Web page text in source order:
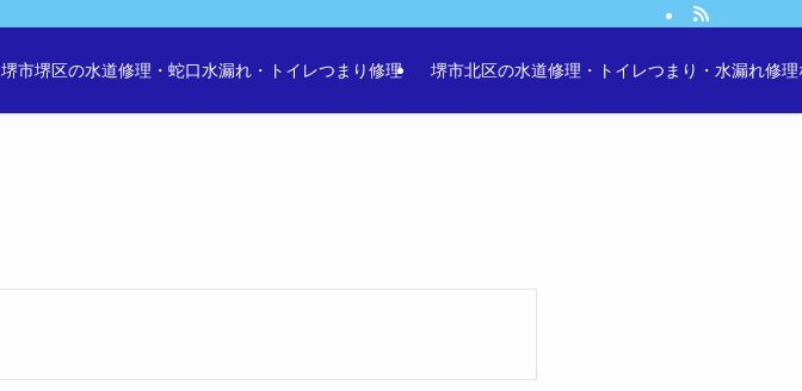
堺市堺区の水道修理・蛇口水漏れ・トイレつまり修理 堺市北区の水道修理・トイレつまり・水漏れ修理